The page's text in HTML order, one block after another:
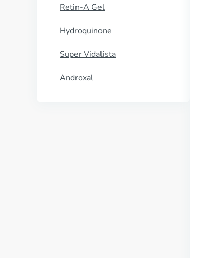
Retin-A Gel
Hydroquinone
Super Vidalista
Androxal